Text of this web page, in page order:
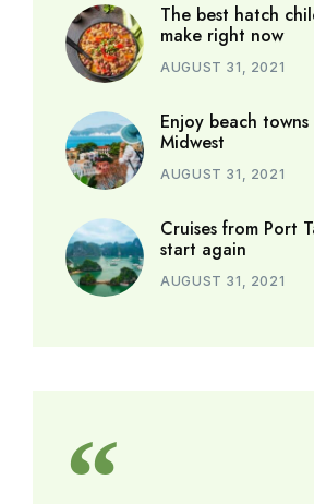
The best hatch
make right now
AUGUST 31, 2021
Enjoy beach
Midwest
AUGUST 31, 2021
Cruises from Port
start again
AUGUST 31, 2021